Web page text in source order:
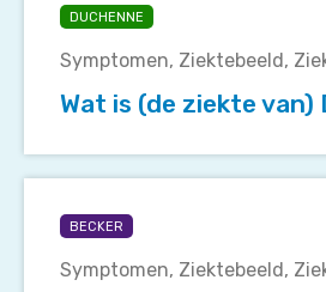
ziekte
van)
DUCHENNE
Symptomen Ziektebeeld
Wat is (de ziekte van)
ziekte
BECKER
Symptomen Ziektebeeld